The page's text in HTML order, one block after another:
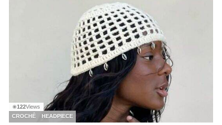
◉122Views
CROCHÊ
HEADPIECE